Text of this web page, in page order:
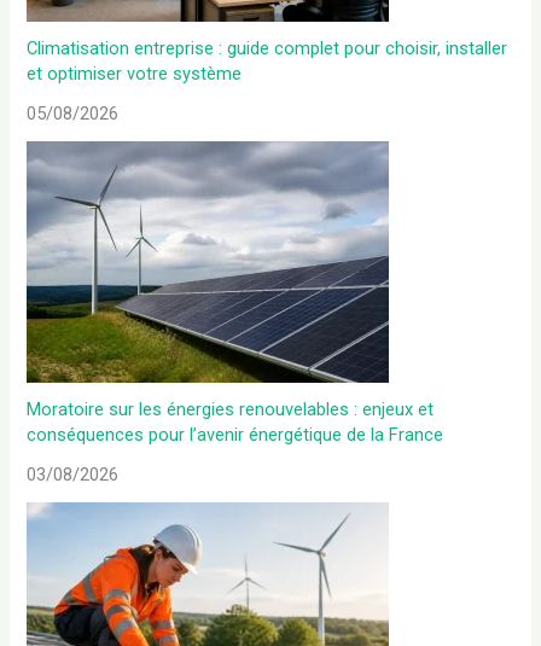
Climatisation entreprise : guide complet pour choisir, installer
et optimiser votre système
05/08/2026
Moratoire sur les énergies renouvelables : enjeux et
conséquences pour l’avenir énergétique de la France
03/08/2026